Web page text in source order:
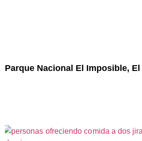
Parque Nacional El Imposible,